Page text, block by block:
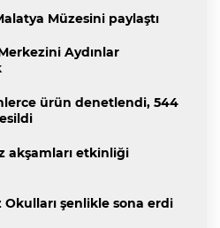
Müzesini paylaştı
Aydınlar
ürün denetlendi, 544
akşamları etkinliği
Okulları şenlikle sona erdi